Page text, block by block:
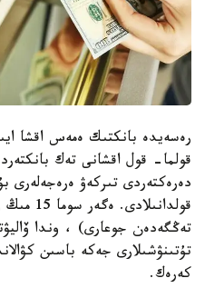
رەسەيدە بانكتىك ەمەس اقشا
قولما- قول اقشانى تەك
تەڭگەدەن جوعارى) ، وندا
تۇتىنۋشىلارى جەكە باسىن
كەرەك.